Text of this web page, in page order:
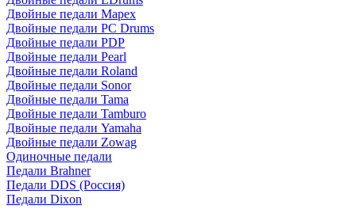
Двойные педали Mapex
Двойные педали PC Drums
Двойные педали PDP
Двойные педали Pearl
Двойные педали Roland
Двойные педали Sonor
Двойные педали Tama
Двойные педали Tamburo
Двойные педали Yamaha
Двойные педали Zowag
Одиночные педали
Педали Brahner
Педали DDS (Россия)
Педали Dixon